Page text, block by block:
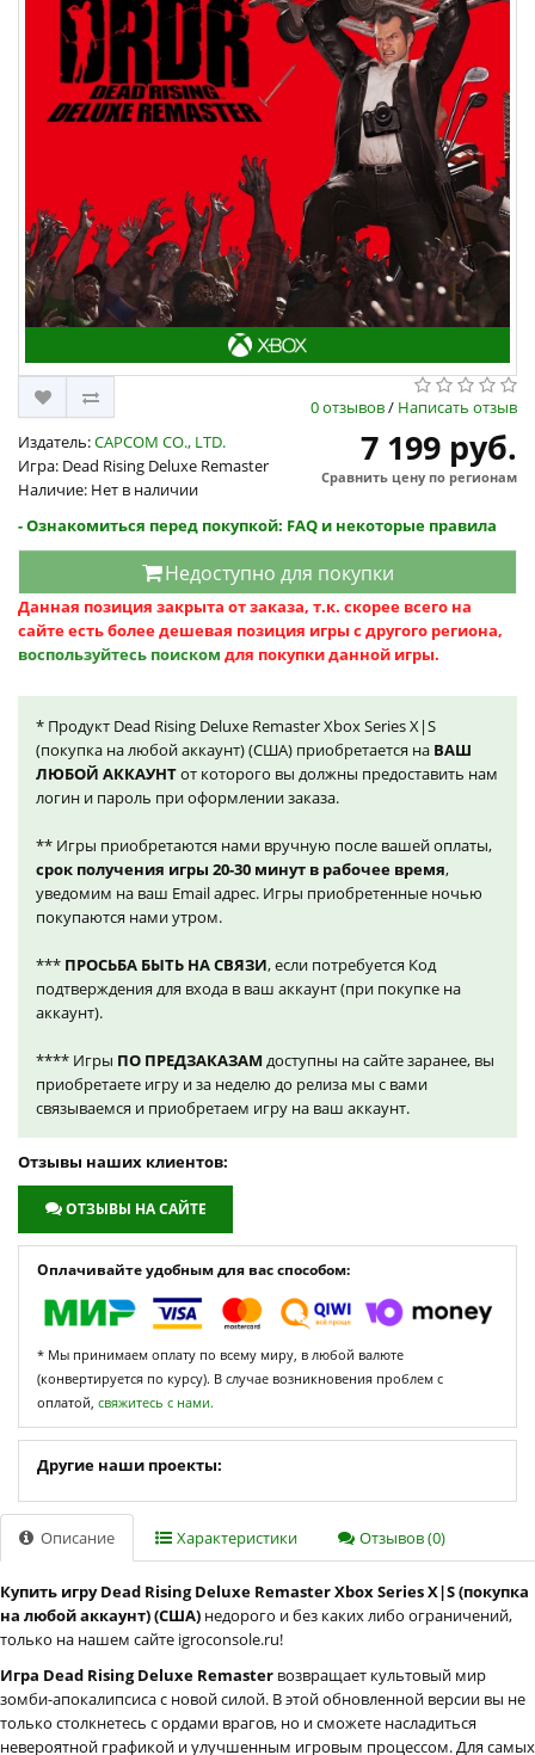
0 отзывов/ Написать отзыв
Издатель:CAPCOM CO., LTD.
Игра: Dead Rising Deluxe Remaster
Наличие: Нет в наличии
7 199 руб.
Сравнить цену по регионам
- Ознакомиться перед покупкой: FAQ и некоторые правила
Недоступно для покупки
Данная позиция закрыта от заказа, т.к. скорее всего на
сайте есть более дешевая позиция игры с другого региона,
воспользуйтесь поиском для покупки данной игры.
* Продукт Dead Rising Deluxe Remaster Xbox Series X|S
(покупка на любой аккаунт) (США) приобретается на ВАШ
ЛЮБОЙ АККАУНТот которого вы должны предоставить нам
логин и пароль при оформлении заказа.
** Игры приобретаются нами вручную после вашей оплаты,
срок получения игры 20-30 минут в рабочее время,
уведомим на ваш Email адрес. Игры приобретенные ночью
покупаются нами утром.
*** ПРОСЬБА БЫТЬ НА СВЯЗИ, если потребуется Код
подтверждения для входа в ваш аккаунт (при покупке на
аккаунт).
**** Игры ПО ПРЕДЗАКАЗАМ доступны на сайте заранее, вы
приобретаете игру и за неделю до релиза мы с вами
связываемся и приобретаем игру на ваш аккаунт.
Отзывы наших клиентов:
ОТЗЫВЫ НА САЙТЕ
Оплачивайте удобным для вас способом:
* Мы принимаем оплату по всему миру, в любой валюте
(конвертируется по курсу). В случае возникновения проблем с
оплатой, свяжитесь с нами.
Другие наши проекты:
Описание Характеристики Отзывов (0)
Купить игру Dead Rising Deluxe Remaster Xbox Series X|S (покупка
на любой аккаунт) (США) недорого и без каких либо ограничений,
только на нашем сайте igroconsole.ru!
Игра Dead Rising Deluxe Remaster возвращает культовый мир
зомби-апокалипсиса с новой силой. В этой обновленной версии вы не
только столкнетесь с ордами врагов, но и сможете насладиться
невероятной графикой и улучшенным игровым процессом. Для самых